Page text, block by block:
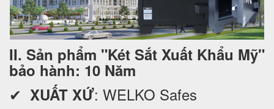
II. Sản phẩm "Két Sắt Xuất Khẩu Mỹ"
bảo hành: 10 Năm
✔ XUẤT XỨ: WELKO Safes